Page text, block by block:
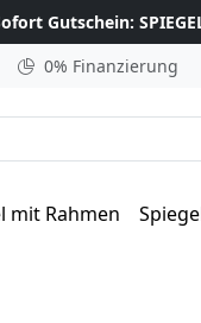
Gutschein:
0% Finanzierung
mit Rahmen